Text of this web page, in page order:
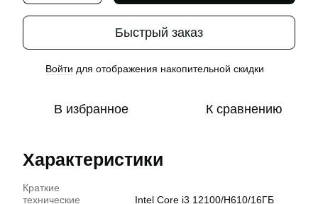
Быстрый заказ
Войти для отображения накопительной скидки
В избранное К сравнению
Характеристики
Краткие
технические
Intel Core i3 12100/H610/16ГБ